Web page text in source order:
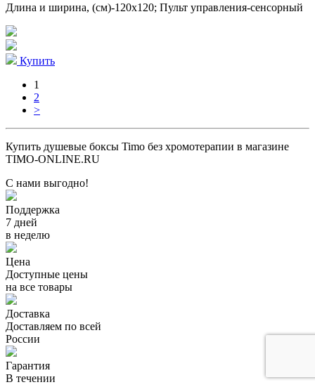
Длина и ширина, (см)-120x120; Пульт управления-сенсорный
Купить
1
2
>
Купить душевые боксы Timo без хромотерапии в магазине
TIMO-ONLINE.RU
С нами выгодно!
Поддержка
7 дней
в неделю
Цена
Доступные цены
на все товары
Доставка
Доставляем по всей
России
Гарантия
В течении